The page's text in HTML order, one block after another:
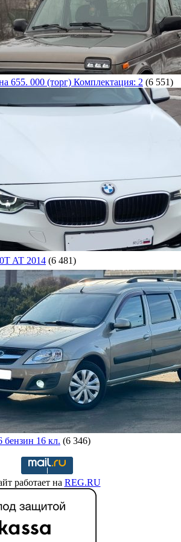
655. 000 (торг) Комплектация: 2 (6 551)
AT 2014 (6 481)
бензин 16 кл. (6 346)
работает на REG.RU